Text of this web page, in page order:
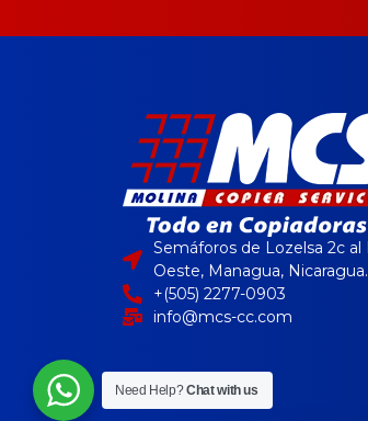
Semáforos de Lozelsa 2c al
Oeste, Managua, Nicaragua.
+(505) 2277-0903
info@mcs-cc.com
Need Help?Chat with us